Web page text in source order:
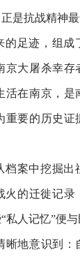
是抗战精神最
的足迹，组成
京大屠杀幸存
活在南京，是
重要的历史证
档案中挖掘出
的迁徙记录
私人记忆”便
地意识到：